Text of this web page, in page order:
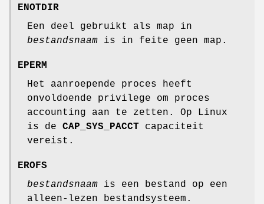
ENOTDIR
Een deel gebruikt als map in
bestandsnaam is in feite geen map.
EPERM
Het aanroepende proces heeft
onvoldoende privilege om proces
accounting aan te zetten. Op Linux
is de CAP_SYS_PACCT capaciteit
vereist.
EROFS
bestandsnaam is een bestand op een
alleen-lezen bestandsysteem.